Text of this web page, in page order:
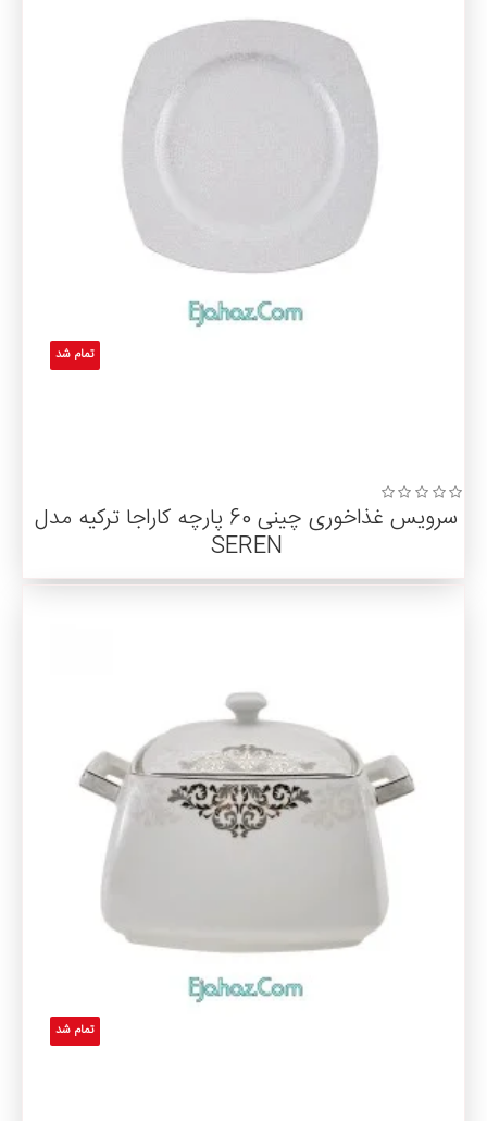
تمام شد
سرویس غذاخوری چینی 60 پارچه کاراجا ترکیه مدل
SEREN
تمام شد